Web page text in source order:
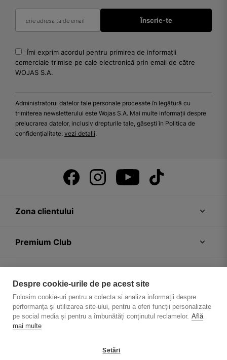
Îmi exprim acordul pentru primirea de informații
comerciale trimise pe cale electronică prin email de către
WOJAS S.A.
Administratorul datelor tale personale procesate în legătură cu
trimiterea newsletterului este Wojas S.A. Mai multe informații despre
prelucrarea datelor, inclusiv drepturile tale, găsești în Politica de
confidențialitate: vezi detalii.
Zona clientului
Premium Club
Despre firmă
Despre cookie-urile de pe acest site
Folosim cookie-uri pentru a colecta si analiza informații despre
performanța și utilizarea site-ului, pentru a oferi funcții personalizate
pe social media și pentru a îmbunătăți conținutul reclamelor. Află
mai multe
Setări